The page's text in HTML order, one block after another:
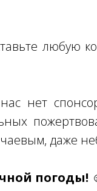
любую
нет
даже
погоды!